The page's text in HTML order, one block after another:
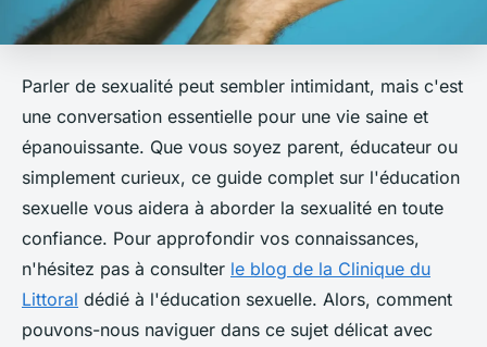
Parler de sexualité peut sembler intimidant, mais c'est
une conversation essentielle pour une vie saine et
épanouissante. Que vous soyez parent, éducateur ou
simplement curieux, ce guide complet sur l'éducation
sexuelle vous aidera à aborder la sexualité en toute
confiance. Pour approfondir vos connaissances,
n'hésitez pas à consulter le blog de la Clinique du
Littoral dédié à l'éducation sexuelle. Alors, comment
pouvons-nous naviguer dans ce sujet délicat avec